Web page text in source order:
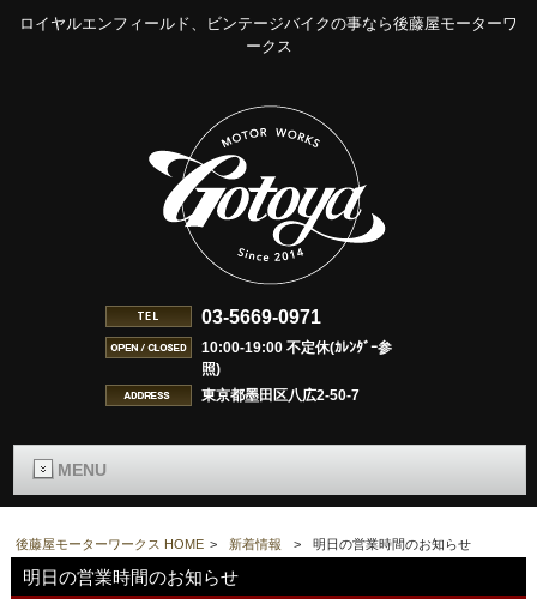
ロイヤルエンフィールド、ビンテージバイクの事なら後藤屋モーターワ
ークス
03-5669-0971
10:00-19:00 不定休(ｶﾚﾝﾀﾞｰ参
照)
東京都墨田区八広2-50-7
MENU
後藤屋モーターワークス HOME > 新着情報 > 明日の営業時間のお知らせ
明日の営業時間のお知らせ